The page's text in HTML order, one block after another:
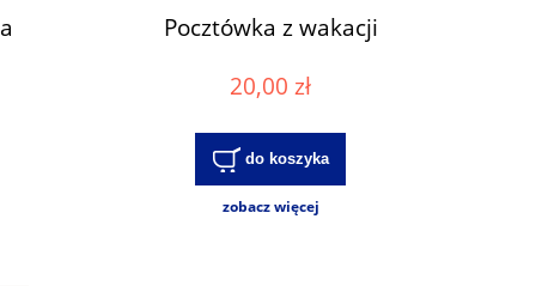
Pocztówka z wakacji
20,00 zł
do koszyka
zobacz więcej